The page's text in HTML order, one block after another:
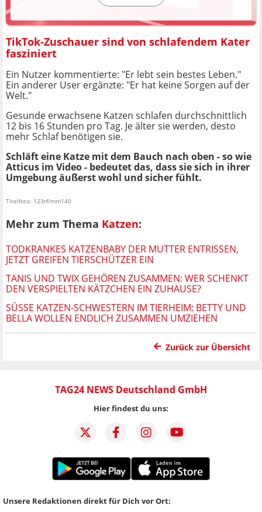
TikTok-Zuschauer sind von schlafendem Kater
fasziniert
Ein Nutzer kommentierte: "Er lebt sein bestes Leben."
Ein anderer User ergänzte: "Er hat keine Sorgen auf der
Welt."
Gesunde erwachsene Katzen schlafen durchschnittlich
12 bis 16 Stunden pro Tag. Je älter sie werden, desto
mehr Schlaf benötigen sie.
Schläft eine Katze mit dem Bauch nach oben - so wie
Atticus im Video - bedeutet das, dass sie sich in ihrer
Umgebung äußerst wohl und sicher fühlt.
Titelfoto: 123rf/mm140
Mehr zum Thema Katzen:
TODKRANKES KATZENBABY DER MUTTER ENTRISSEN,
JETZT GREIFEN TIERSCHÜTZER EIN
TANIS UND TWIX GEHÖREN ZUSAMMEN: WER SCHENKT
DEN VERSPIELTEN KÄTZCHEN EIN ZUHAUSE?
SÜSSE KATZEN-SCHWESTERN IM TIERHEIM: BETTY UND B
ELLA WOLLEN ENDLICH ZUSAMMEN UMZIEHEN
Zurück zur Übersicht
TAG24 NEWS Deutschland GmbH
Hier findest du uns:
Unsere Redaktionen direkt für Dich vor Ort: